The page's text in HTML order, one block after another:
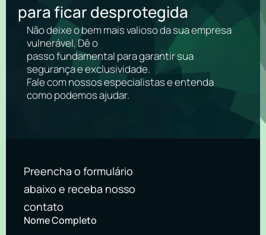
para ficar desprotegida
Não deixe o bem mais valioso da sua empresa
vulnerável. Dê o
passo fundamental para garantir sua
segurança e exclusividade.
Fale com nossos especialistas e entenda
como podemos ajudar.
Preencha o formulário
abaixo e receba nosso
contato
Nome Completo